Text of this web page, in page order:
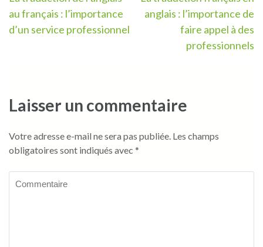
de
au français : l’importance
d’un service professionnel
anglais : l’importance de
faire appel à des
professionnels
Laisser un commentaire
Votre adresse e-mail ne sera pas publiée. Les champs
obligatoires sont indiqués avec *